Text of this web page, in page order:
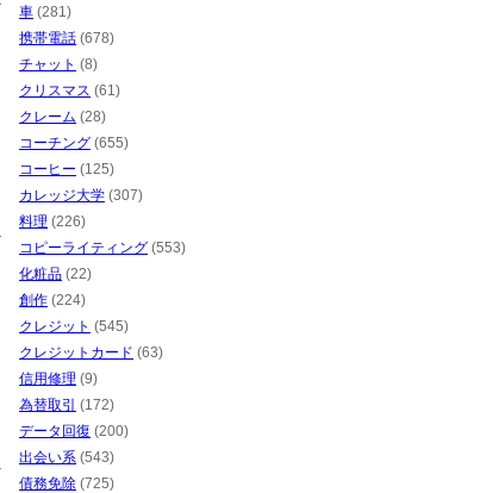
車 (281)
携帯電話 (678)
チャット (8)
クリスマス (61)
クレーム (28)
コーチング (655)
コーヒー (125)
カレッジ大学 (307)
料理 (226)
コピーライティング (553)
化粧品 (22)
創作 (224)
クレジット (545)
クレジットカード (63)
信用修理 (9)
為替取引
(172)
データ回復 (200)
出会い系 (543)
債務免除 (725)